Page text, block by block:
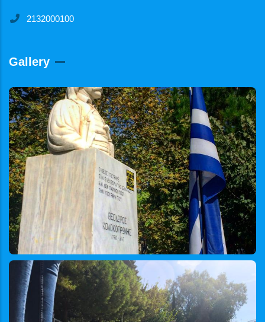
2132000100
Gallery